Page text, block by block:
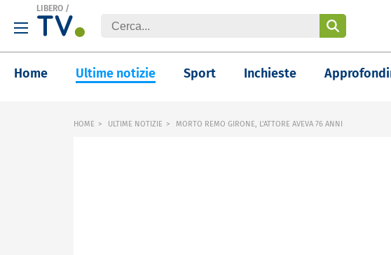
LIBERO /
Home Ultime notizie Sport Inchieste
HOME ULTIME NOTIZIE MORTO REMO GIRONE, L'ATTORE AVEVA 76 ANNI